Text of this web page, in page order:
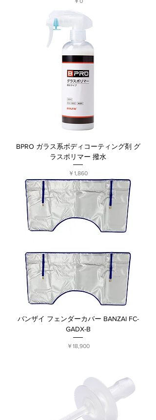
BPRO ガラス系ボディコーティング剤 グ
ラスポリマー 撥水
価格
￥1,860
バンザイ フェンダーカバー BANZAI FC-
GADX-B
価格
￥18,900